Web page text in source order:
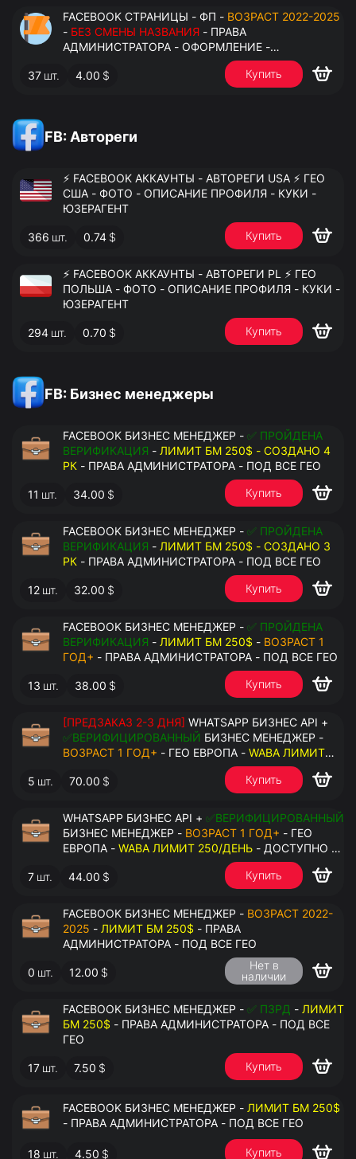
FACEBOOK СТРАНИЦЫ - ФП - ВОЗРАСТ 2022-2025
- БЕЗ СМЕНЫ НАЗВАНИЯ - ПРАВА
АДМИНИСТРАТОРА - ОФОРМЛЕНИЕ -
ЗАПОЛНЕННАЯ ИНФОРМАЦИЯ - ПОД ВСЕ ГЕО
37 шт. 4.00 $ Купить
FB: Автореги
⚡️ FACEBOOK АККАУНТЫ - АВТОРЕГИ USA ⚡️ ГЕО
США - ФОТО - ОПИСАНИЕ ПРОФИЛЯ - КУКИ -
ЮЗЕРАГЕНТ
366 шт. 0.74 $ Купить
⚡️ FACEBOOK АККАУНТЫ - АВТОРЕГИ PL ⚡️ ГЕО
ПОЛЬША - ФОТО - ОПИСАНИЕ ПРОФИЛЯ - КУКИ -
ЮЗЕРАГЕНТ
294 шт. 0.70 $ Купить
FB: Бизнес менеджеры
FACEBOOK БИЗНЕС МЕНЕДЖЕР - ✅ ПРОЙДЕНА
ВЕРИФИКАЦИЯ - ЛИМИТ БМ 250$ - СОЗДАНО 4
РК - ПРАВА АДМИНИСТРАТОРА - ПОД ВСЕ ГЕО
11 шт. 34.00 $ Купить
FACEBOOK БИЗНЕС МЕНЕДЖЕР - ✅ ПРОЙДЕНА
ВЕРИФИКАЦИЯ - ЛИМИТ БМ 250$ - СОЗДАНО 3
РК - ПРАВА АДМИНИСТРАТОРА - ПОД ВСЕ ГЕО
12 шт. 32.00 $ Купить
FACEBOOK БИЗНЕС МЕНЕДЖЕР - ✅ ПРОЙДЕНА
ВЕРИФИКАЦИЯ - ЛИМИТ БМ 250$ - ВОЗРАСТ 1
ГОД+ - ПРАВА АДМИНИСТРАТОРА - ПОД ВСЕ ГЕО
13 шт. 38.00 $ Купить
[ПРЕДЗАКАЗ 2-3 ДНЯ] WHATSAPP БИЗНЕС API +
✅ВЕРИФИЦИРОВАННЫЙ БИЗНЕС МЕНЕДЖЕР -
ВОЗРАСТ 1 ГОД+ - ГЕО ЕВРОПА - WABA ЛИМИТ
- ДОСТУПНО К ПРИВЯЗКЕ ДО 20
НОМЕРОВ - ПРАВА АДМИНИСТРАТОРА
5 шт. 70.00 $ Купить
WHATSAPP БИЗНЕС API + ✅ВЕРИФИЦИРОВАННЫЙ
БИЗНЕС МЕНЕДЖЕР - ВОЗРАСТ 1 ГОД+ - ГЕО
ЕВРОПА - WABA ЛИМИТ 250/ДЕНЬ - ДОСТУПНО К
ПРИВЯЗКЕ ДО 2 НОМЕРОВ - ПРАВА
АДМИНИСТРАТОРА
7 шт. 44.00 $ Купить
FACEBOOK БИЗНЕС МЕНЕДЖЕР - ВОЗРАСТ 2022-
2025 - ЛИМИТ БМ 250$ - ПРАВА
АДМИНИСТРАТОРА - ПОД ВСЕ ГЕО
0 шт. 12.00 $
Нет в
наличии
FACEBOOK БИЗНЕС МЕНЕДЖЕР - ✅ ПЗРД - ЛИМИТ
БМ 250$ - ПРАВА АДМИНИСТРАТОРА - ПОД ВСЕ
ГЕО
17 шт. 7.50 $ Купить
FACEBOOK БИЗНЕС МЕНЕДЖЕР - ЛИМИТ БМ 250$
- ПРАВА АДМИНИСТРАТОРА - ПОД ВСЕ ГЕО
18 шт. 4.50 $ Купить